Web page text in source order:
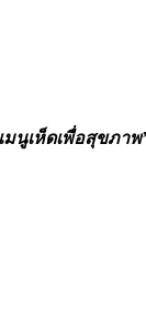
มนูเห็ดเพื่อสุขภาพ